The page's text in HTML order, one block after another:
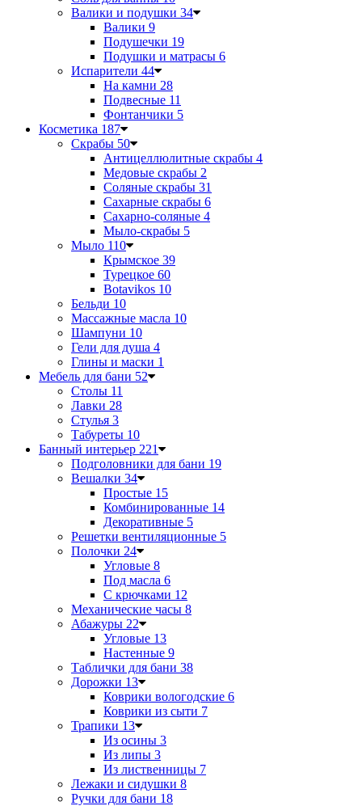
Валики и подушки 34
Валики 9
Подушечки 19
Подушки и матрасы 6
Испарители 44
На камни 28
Подвесные 11
Фонтанчики 5
Косметика 187
Скрабы 50
Антицеллюлитные скрабы 4
Медовые скрабы 2
Соляные скрабы 31
Сахарные скрабы 6
Сахарно-соляные 4
Мыло-скрабы 5
Мыло 110
Крымское 39
Турецкое 60
Botavikos 10
Бельди 10
Массажные масла 10
Шампуни 10
Гели для душа 4
Глины и маски 1
Мебель для бани 52
Столы 11
Лавки 28
Стулья 3
Табуреты 10
Банный интерьер 221
Подголовники для бани 19
Вешалки 34
Простые 15
Комбинированные 14
Декоративные 5
Решетки вентиляционные 5
Полочки 24
Угловые 8
Под масла 6
С крючками 12
Механические часы 8
Абажуры 22
Угловые 13
Настенные 9
Таблички для бани 38
Дорожки 13
Коврики вологодские 6
Коврики из сыти 7
Трапики 13
Из осины 3
Из липы 3
Из лиственницы 7
Лежаки и сидушки 8
Ручки для бани 18